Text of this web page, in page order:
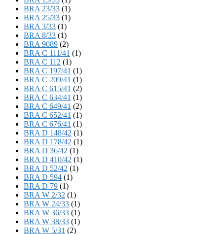
BRA 23/33 (1)
BRA 25/33 (1)
BRA 3/33 (1)
BRA 8/33 (1)
BRA 9089 (2)
BRA C 111/41 (1)
BRA C 112 (1)
BRA C 197/41 (1)
BRA C 209/41 (1)
BRA C 615/41 (2)
BRA C 634/41 (1)
BRA C 649/41 (2)
BRA C 652/41 (1)
BRA C 676/41 (1)
BRA D 148/42 (1)
BRA D 178/42 (1)
BRA D 36/42 (1)
BRA D 410/42 (1)
BRA D 52/42 (1)
BRA D 594 (1)
BRA D 79 (1)
BRA W 2/32 (1)
BRA W 24/33 (1)
BRA W 36/33 (1)
BRA W 38/33 (1)
BRA W 5/31 (2)